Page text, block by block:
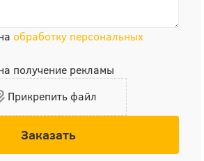
обработку персональных
получение рекламы
Прикрепить файл
Заказать